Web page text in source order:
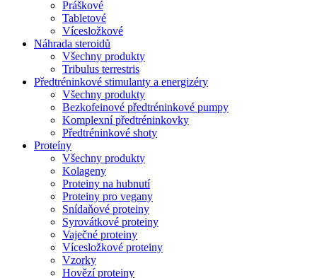
Práškové
Tabletové
Vícesložkové
Náhrada steroidů
Všechny produkty
Tribulus terrestris
Předtréninkové stimulanty a energizéry
Všechny produkty
Bezkofeinové předtréninkové pumpy
Komplexní předtréninkovky
Předtréninkové shoty
Proteíny
Všechny produkty
Kolageny
Proteiny na hubnutí
Proteiny pro vegany
Snídaňové proteiny
Syrovátkové proteiny
Vaječné proteiny
Vícesložkové proteiny
Vzorky
Hovězí proteiny